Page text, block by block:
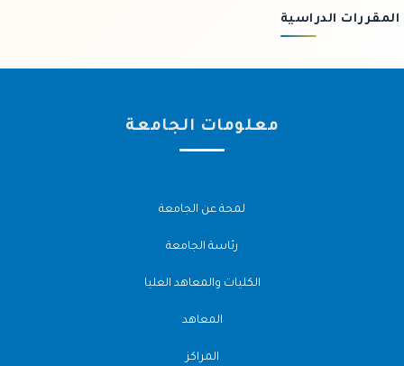
المقررات الدراسية
معلومات الجامعة
لمحة عن الجامعة
رئاسة الجامعة
الكليات والمعاهد العليا
المعاهد
المراكز